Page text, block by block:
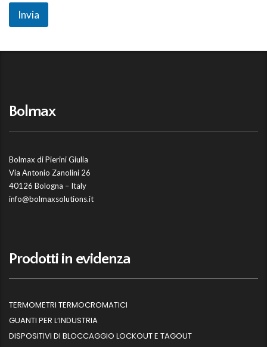
Invia
Bolmax
Bolmax di Pierini Giulia
Via Antonio Zanolini 26
40126 Bologna – Italy
info@bolmaxsolutions.it
Prodotti in evidenza
TERMOMETRI TERMOCROMATICI
GUANTI PER L’INDUSTRIA
DISPOSITIVI DI BLOCCAGGIO LOCKOUT E TAGOUT